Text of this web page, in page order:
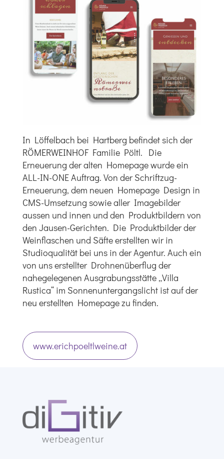
In Löffelbach bei Hartberg befindet sich der
RÖMERWEINHOF Familie Pöltl. Die
Erneuerung der alten Homepage wurde ein
ALL-IN-ONE Auftrag. Von der Schriftzug-
Erneuerung, dem neuen Homepage Design in
CMS-Umsetzung sowie aller Imagebilder
aussen und innen und den Produktbildern von
den Jausen-Gerichten. Die Produktbilder der
Weinflaschen und Säfte erstellten wir in
Studioqualität bei uns in der Agentur. Auch ein
von uns erstellter Drohnenüberflug der
nahegelegenen Ausgrabungsstätte „Villa
Rustica“ im Sonnenuntergangslicht ist auf der
neu erstellten Homepage zu finden.
www.erichpoeltlweine.at